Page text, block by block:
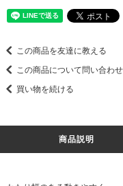
この商品を友達に教える
この商品について問い合わ
買い物を続ける
商品説明